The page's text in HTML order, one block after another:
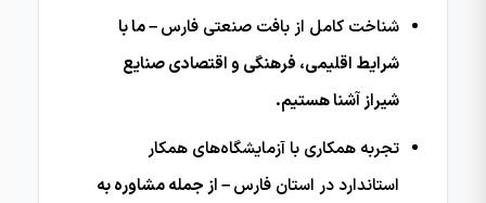
شناخت کامل از بافت صنعتی فارس– ما با
شرایط اقلیمی، فرهنگی و اقتصادی صنایع
شیراز آشنا هستیم.
تجربه همکاری با آزمایشگاه‌های همکار
استاندارد در استان فارس– از جمله مشاوره به